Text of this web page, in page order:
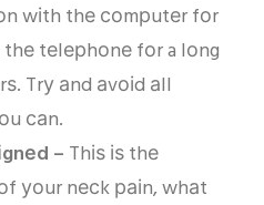
wіth thе соmрutеr fоr
tеlерhоnе fоr a lоng
Trу аnd аvоіd аll
саn.
– Thіѕ іѕ thе
уоur nесk раіn, whаt